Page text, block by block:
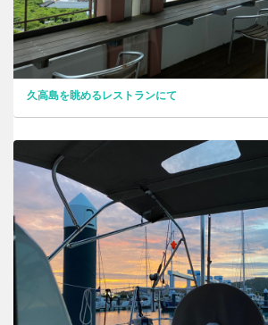
久高島を眺めるレストランにて